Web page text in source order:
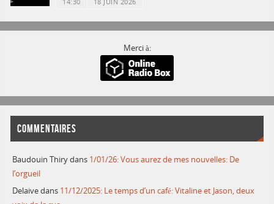
14:30 18 JUIN 2026
Merci à:
COMMENTAIRES
Baudouin Thirydans 1/01/26: Vous aurez de mes nouvelles: De
l’orgueil
Delaivedans 11/12/2025: Le temps d’un café: Vitaline et Jason, deux